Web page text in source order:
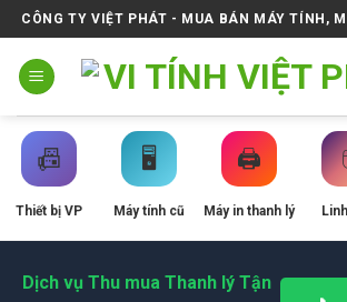
Skip
to
content
CÔNG TY VIỆT PHÁT - MUA BÁN MÁY TÍNH,
📠
Thiết bị VP
🖥️
Máy tính cũ
🖨️
Máy in thanh lý
Dịch vụ Thu mua Thanh lý Tận